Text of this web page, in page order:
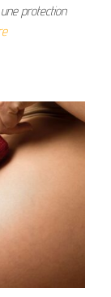
protection